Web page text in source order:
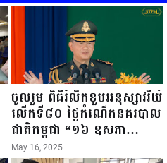
ចូលរួម ពិធីរំលឹកខួបអនុស្សាវរីយ៍
លើកទី៨០ ថ្ងៃកំណើតនគរបាល
ជាតិកម្ពុជា “១៦ ឧសភា
១៩៤៥ ~ ១៦ ឧសភា
May 16, 2025